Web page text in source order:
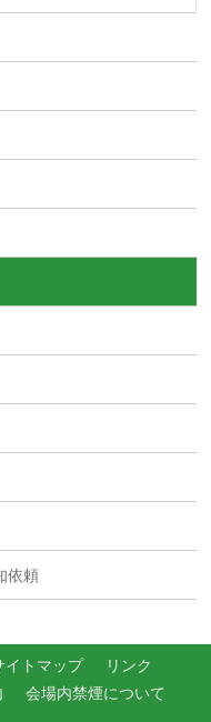
依頼
イトマップ
リンク
会場内禁煙について